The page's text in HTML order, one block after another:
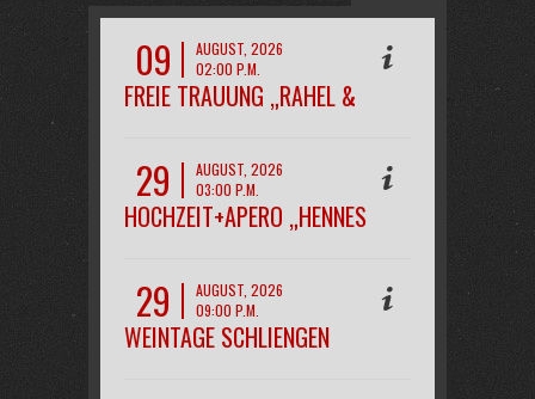
09
AUGUST, 2026
02:00 P.M.
FREIE TRAUUNG „RAHEL &
29
AUGUST, 2026
03:00 P.M.
HOCHZEIT+APERO „HENNES
29
AUGUST, 2026
09:00 P.M.
WEINTAGE SCHLIENGEN